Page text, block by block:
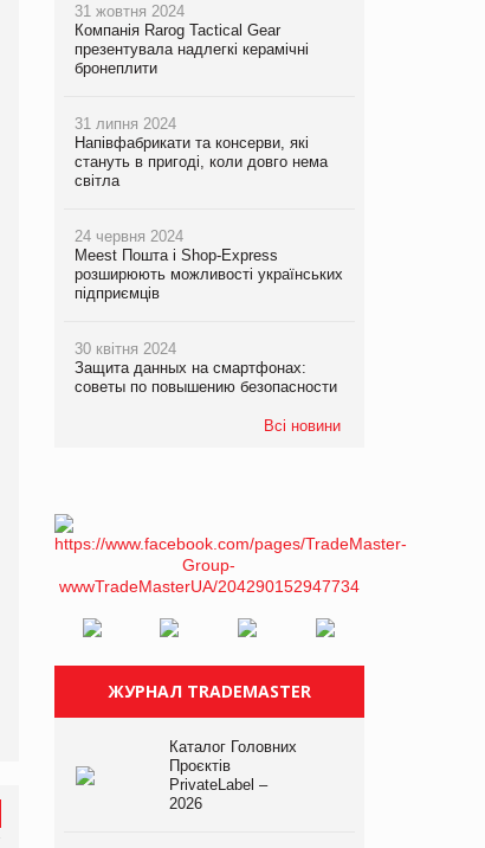
31 жовтня 2024
Компанія Rarog Tactical Gear
презентувала надлегкі керамічні
бронеплити
31 липня 2024
Напівфабрикати та консерви, які
стануть в пригоді, коли довго нема
світла
24 червня 2024
Meest Пошта і Shop-Express
розширюють можливості українських
підприємців
30 квітня 2024
Защита данных на смартфонах:
советы по повышению безопасности
Всі новини
ЖУРНАЛ TRADEMASTER
Каталог Головних
Проєктів
PrivateLabel –
2026